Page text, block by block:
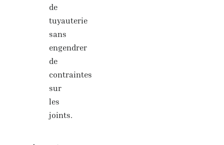
de
tuyauterie
sans
engendrer
de
contraintes
sur
les
joints.